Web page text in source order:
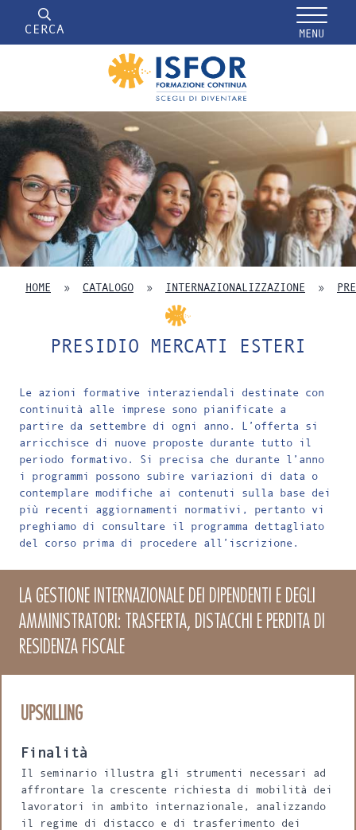
CERCA MENU
HOME » CATALOGO » INTERNAZIONALIZZAZIONE »
PRESIDIO MERCATI ESTERI
Le azioni formative interaziendali destinate con
continuità alle imprese sono pianificate a
partire da settembre di ogni anno. L’offerta si
arricchisce di nuove proposte durante tutto il
periodo formativo. Si precisa che durante l’anno
i programmi possono subire variazioni di data o
contemplare modifiche ai contenuti sulla base dei
più recenti aggiornamenti normativi, pertanto vi
preghiamo di consultare il programma dettagliato
del corso prima di procedere all’iscrizione.
LA GESTIONE INTERNAZIONALE DEI DIPENDENTI E DEGLI
AMMINISTRATORI: TRASFERTA, DISTACCHI E PERDITA DI
RESIDENZA FISCALE
UPSKILLING
Finalità
Il seminario illustra gli strumenti necessari ad
affrontare la crescente richiesta di mobilità dei
lavoratori in ambito internazionale, analizzando
il regime di distacco e di trasferimento dei